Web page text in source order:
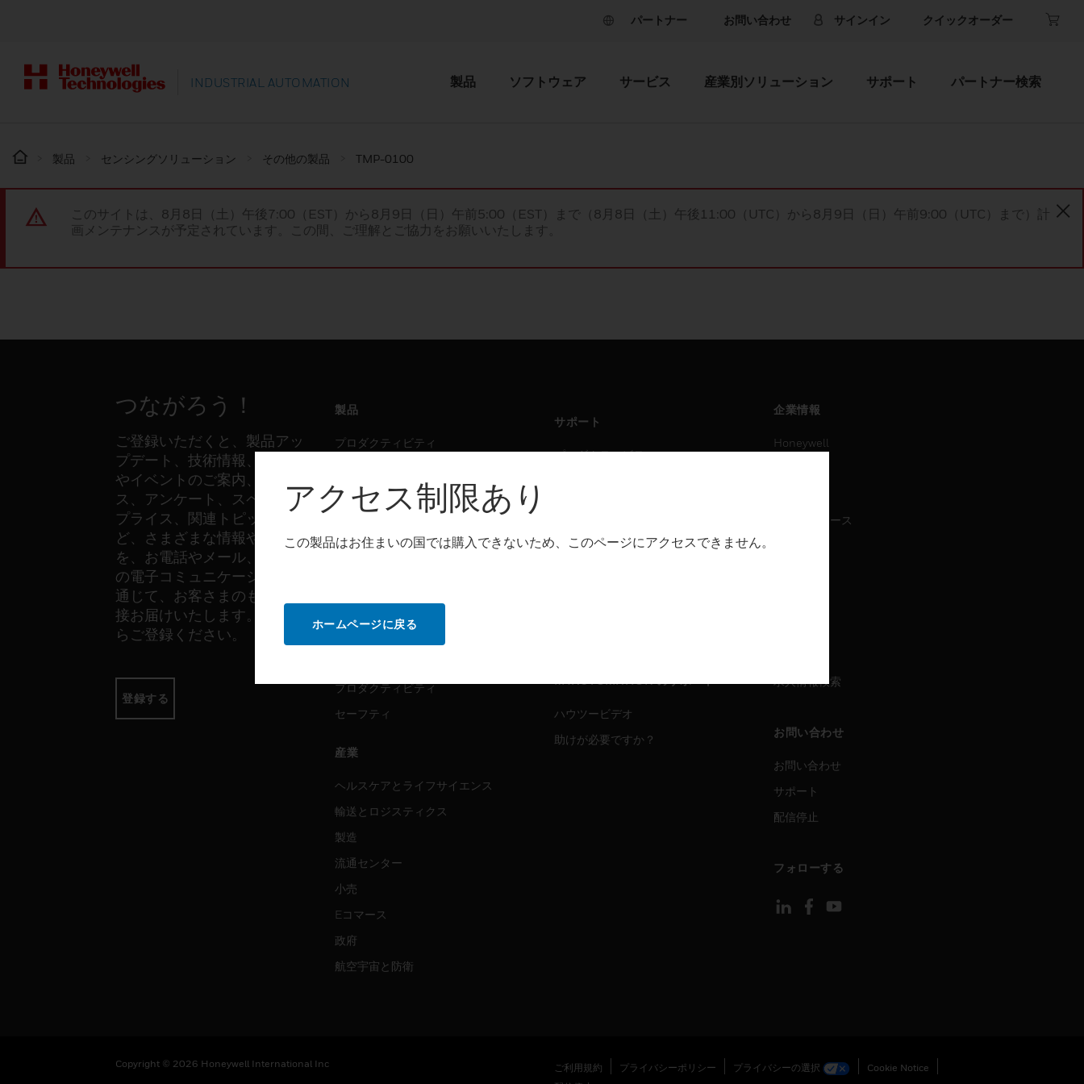
パートナー お問い合わせ サインイン クイックオーダー
INDUSTRIAL AUTOMATION 製品 ソフトウェア サービス 産業別ソリューション サポート パートナー検索
製品 センシングソリューション その他の製品 TMP-0100
このサイトは、8月8日（土）午後7:00（EST）から8月9日（日）午前5:00（EST）まで（8月8日（土）午後11:00（UTC）から8月9日（日）午前9:00（UTC）まで）計
画メンテナンスが予定されています。この間、ご理解とご協力をお願いいたします。
つながろう！
ご登録いただくと、製品アッ
プデート、技術情報、新製品
やイベントのご案内、ニュー
ス、アンケート、スペシャル
プライス、関連トピックな
ど、さまざまな情報やご案内
を、お電話やメール、その他
の電子コミュニケーションを
通じて、お客さまのもとへ直
接お届けいたします。以下か
らご登録ください。
登録する
製品
プロダクティビティ
センシング・ソリューション
ソフトウェア
セーフティ
プロダクティビティ
セーフティ
産業
ヘルスケアとライフサイエンス
輸送とロジスティクス
製造
流通センター
小売
Eコマース
政府
航空宇宙と防衛
サポート
プロダクティビティ
ハウツービデオ
助けが必要ですか？
企業情報
Honeywell
プレスリリース
求人情報検索
お問い合わせ
お問い合わせ
サポート
配信停止
フォローする
Copyright © 2026 Honeywell International Inc ご利用規約 プライバシーポリシー プライバシーの選択
Cookie Notice
アクセス制限あり
この製品はお住まいの国では購入できないため、このページにアクセスできません。
ホームページに戻る